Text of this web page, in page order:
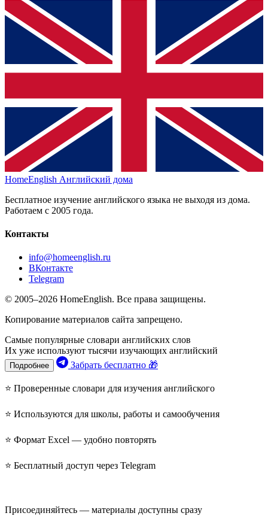
HomeEnglish Английский дома
Бесплатное изучение английского языка не выходя из дома.
Работаем с 2005 года.
Контакты
info@homeenglish.ru
ВКонтакте
Telegram
© 2005–2026 HomeEnglish. Все права защищены.
Копирование материалов сайта запрещено.
Самые популярные словари английских слов
Их уже используют тысячи изучающих английский
Подробнее Забрать бесплатно 🎁
⭐ Проверенные словари для изучения английского
⭐ Используются для школы, работы и самообучения
⭐ Формат Excel — удобно повторять
⭐ Бесплатный доступ через Telegram
Присоединяйтесь — материалы доступны сразу